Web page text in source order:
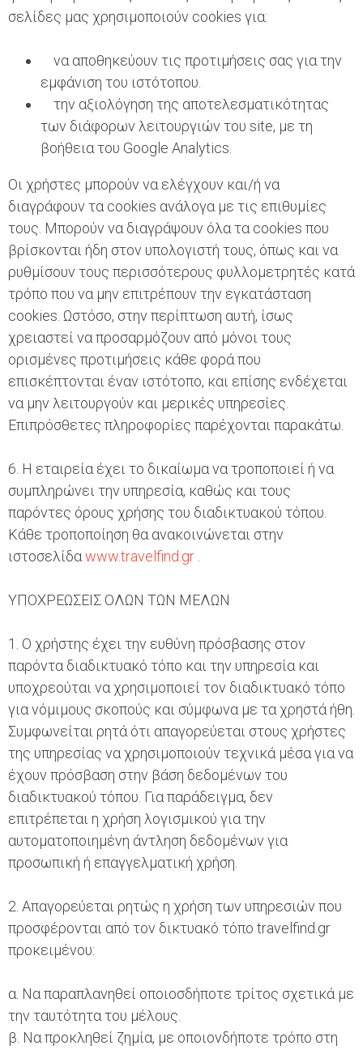
σελίδες μας χρησιμοποιούν cookies για:
να αποθηκεύουν τις προτιμήσεις σας για την
εμφάνιση του ιστότοπου.
την αξιολόγηση της αποτελεσματικότητας
των διάφορων λειτουργιών του site, με τη
βοήθεια του Google Analytics.
Οι χρήστες μπορούν να ελέγχουν και/ή να
διαγράφουν τα cookies ανάλογα με τις επιθυμίες
τους. Μπορούν να διαγράψουν όλα τα cookies που
βρίσκονται ήδη στον υπολογιστή τους, όπως και να
ρυθμίσουν τους περισσότερους φυλλομετρητές κατά
τρόπο που να μην επιτρέπουν την εγκατάσταση
cookies. Ωστόσο, στην περίπτωση αυτή, ίσως
χρειαστεί να προσαρμόζουν από μόνοι τους
ορισμένες προτιμήσεις κάθε φορά που
επισκέπτονται έναν ιστότοπο, και επίσης ενδέχεται
να μην λειτουργούν και μερικές υπηρεσίες.
Επιπρόσθετες πληροφορίες παρέχονται παρακάτω.
6. Η εταιρεία έχει το δικαίωμα να τροποποιεί ή να
συμπληρώνει την υπηρεσία, καθώς και τους
παρόντες όρους χρήσης του διαδικτυακού τόπου.
Κάθε τροποποίηση θα ανακοινώνεται στην
ιστοσελίδαwww.travelfind.gr
ΥΠΟΧΡΕΩΣΕΙΣ ΟΛΩΝ ΤΩΝ ΜΕΛΩΝ
1. Ο χρήστης έχει την ευθύνη πρόσβασης στον
παρόντα διαδικτυακό τόπο και την υπηρεσία και
υποχρεούται να χρησιμοποιεί τον διαδικτυακό τόπο
για νόμιμους σκοπούς και σύμφωνα με τα χρηστά ήθη.
Συμφωνείται ρητά ότι απαγορεύεται στους χρήστες
της υπηρεσίας να χρησιμοποιούν τεχνικά μέσα για να
έχουν πρόσβαση στην βάση δεδομένων του
διαδικτυακού τόπου. Για παράδειγμα, δεν
επιτρέπεται η χρήση λογισμικού για την
αυτοματοποιημένη άντληση δεδομένων για
προσωπική ή επαγγελματική χρήση.
2. Απαγορεύεται ρητώς η χρήση των υπηρεσιών που
προσφέρονται από τον δικτυακό τόπο travelfind.gr
προκειμένου:
α. Να παραπλανηθεί οποιοσδήποτε τρίτος σχετικά με
την ταυτότητα του μέλους.
β. Να προκληθεί ζημία, με οποιονδήποτε τρόπο στη